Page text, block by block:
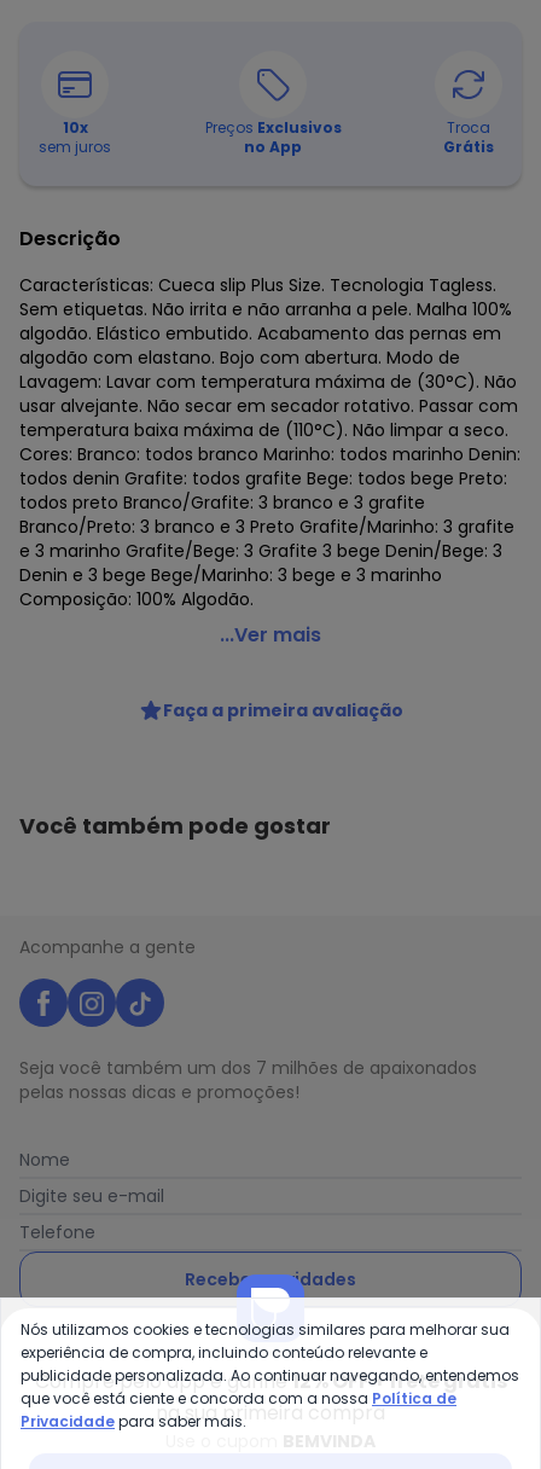
10x
sem juros
Preços Exclusivos
no App
Troca
Grátis
Descrição
Características: Cueca slip Plus Size. Tecnologia Tagless.
Sem etiquetas. Não irrita e não arranha a pele. Malha 100%
algodão. Elástico embutido. Acabamento das pernas em
algodão com elastano. Bojo com abertura. Modo de
Lavagem: Lavar com temperatura máxima de (30°C). Não
usar alvejante. Não secar em secador rotativo. Passar com
temperatura baixa máxima de (110°C). Não limpar a seco.
Cores: Branco: todos branco Marinho: todos marinho Denin:
todos denin Grafite: todos grafite Bege: todos bege Preto:
todos preto Branco/Grafite: 3 branco e 3 grafite
Branco/Preto: 3 branco e 3 Preto Grafite/Marinho: 3 grafite
e 3 marinho Grafite/Bege: 3 Grafite 3 bege Denin/Bege: 3
Denin e 3 bege Bege/Marinho: 3 bege e 3 marinho
Composição: 100% Algodão.
Zorba - Kit com 6 Cuecas Slip Zorba com Abertura 172
Código do produto: 23321867
Colecao : CUECAS
...Ver mais
Faça a primeira avaliação
Você também pode gostar
Acompanhe a gente
Seja você também um dos 7 milhões de apaixonados
pelas nossas dicas e promoções!
Nome
Digite seu e-mail
Telefone
Receber novidades
Ao enviar o cadastro, você concorda com a nossa Política
de Privacidade
Compre pelo app e ganhe12% OFF + frete grátis
na sua primeira compra
Nós utilizamos cookies e tecnologias similares para melhorar sua
experiência de compra, incluindo conteúdo relevante e
publicidade personalizada. Ao continuar navegando, entendemos
que você está ciente e concorda com a nossa Política de
Privacidadepara saber mais.